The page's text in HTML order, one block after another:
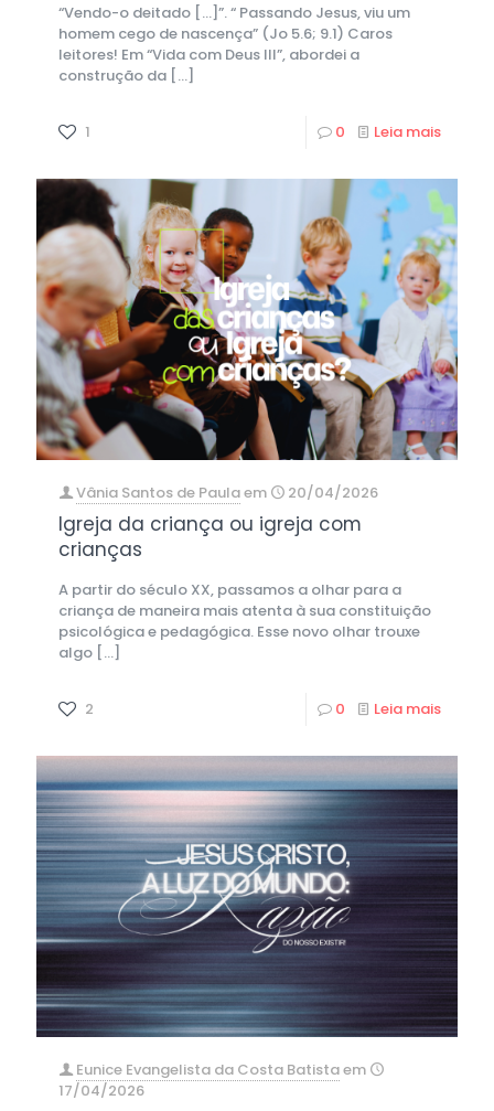
“Vendo-o deitado […]”. “ Passando Jesus, viu um
homem cego de nascença” (Jo 5.6; 9.1) Caros
leitores! Em “Vida com Deus III”, abordei a
construção da […]
1 0 Leia mais
Vânia Santos de Paulaem 20/04/2026
Igreja da criança ou igreja com
crianças
A partir do século XX, passamos a olhar para a
criança de maneira mais atenta à sua constituição
psicológica e pedagógica. Esse novo olhar trouxe
algo […]
2 0 Leia mais
Eunice Evangelista da Costa Batistaem
17/04/2026